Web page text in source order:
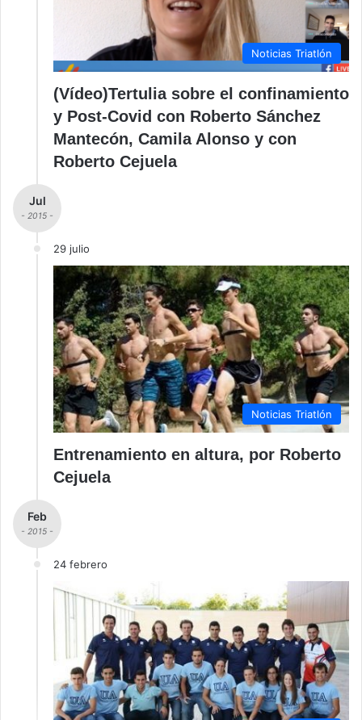
Noticias Triatlón
(Vídeo)Tertulia sobre el confinamiento
y Post-Covid con Roberto Sánchez
Mantecón, Camila Alonso y con
Roberto Cejuela
Jul
- 2015 -
29 julio
Noticias Triatlón
Entrenamiento en altura, por Roberto
Cejuela
Feb
- 2015 -
24 febrero